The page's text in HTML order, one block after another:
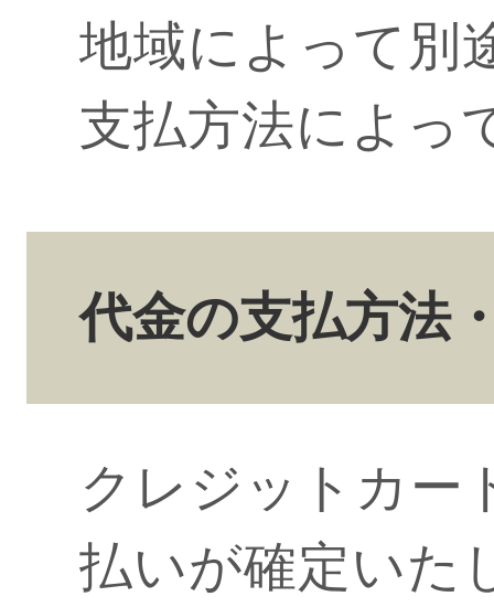
地域によって別
支払方法によっ
代金の支払方法
クレジットカー
払いが確定いた